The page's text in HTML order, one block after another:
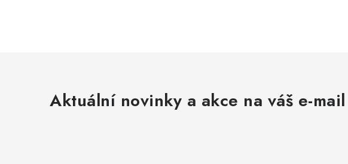
Aktuální novinky a akce na váš e-mail